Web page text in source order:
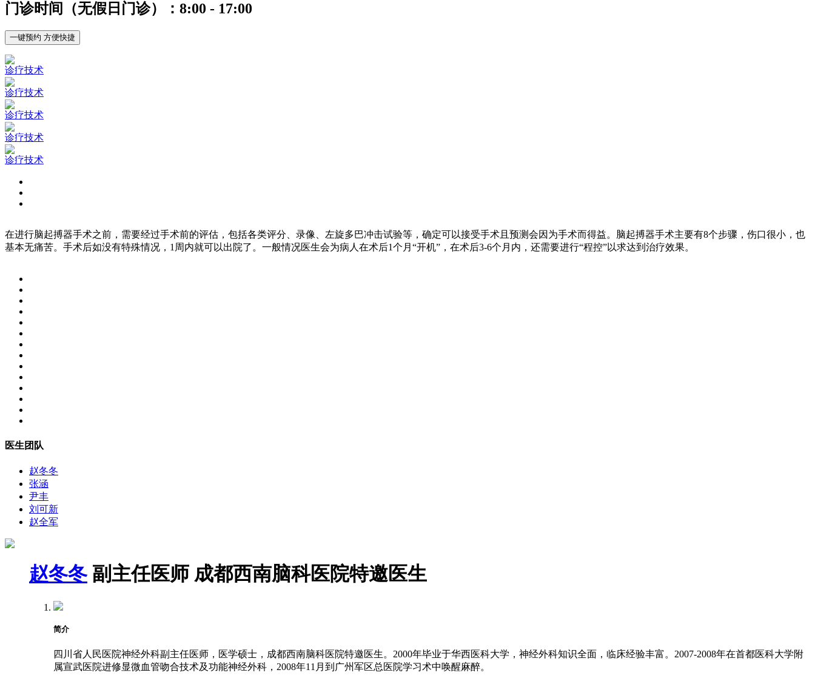
门诊时间（无假日门诊）：8:00 - 17:00
一键预约 方便快捷
诊疗技术
诊疗技术
诊疗技术
诊疗技术
诊疗技术
在进行脑起搏器手术之前，需要经过手术前的评估，包括各类评分、录像、左旋多巴冲击试验等，确定可以接受手术且预测会因为手术而得益。脑起搏器手术主要有8个步骤，伤口很小，也
基本无痛苦。手术后如没有特殊情况，1周内就可以出院了。一般情况医生会为病人在术后1个月“开机”，在术后3-6个月内，还需要进行“程控”以求达到治疗效果。
医生团队
赵冬冬
张涵
尹丰
刘可新
赵全军
赵冬冬 副主任医师 成都西南脑科医院特邀医生
简介
四川省人民医院神经外科副主任医师，医学硕士，成都西南脑科医院特邀医生。2000年毕业于华西医科大学，神经外科知识全面，临床经验丰富。2007-2008年在首都医科大学附
属宣武医院进修显微血管吻合技术及功能神经外科，2008年11月到广州军区总医院学习术中唤醒麻醉。